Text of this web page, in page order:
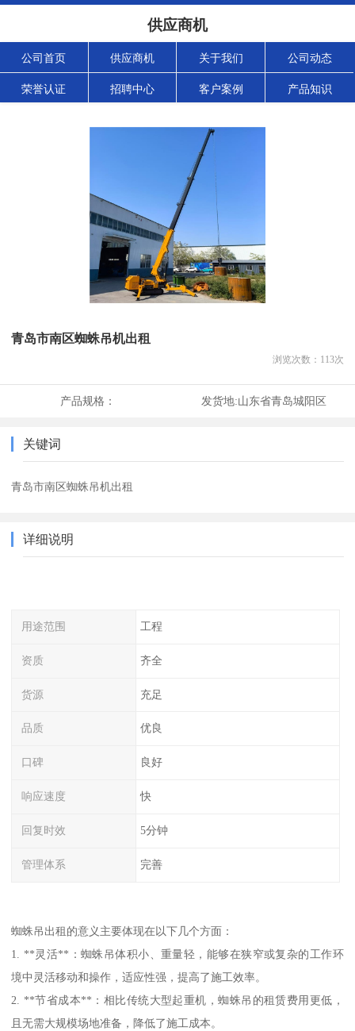
供应商机
公司首页 供应商机 关于我们 公司动态
荣誉认证 招聘中心 客户案例 产品知识
青岛市南区蜘蛛吊机出租
浏览次数： 113次
产品规格： 发货地:山东省青岛城阳区
关键词
青岛市南区蜘蛛吊机出租
详细说明
用途范围 工程
资质 齐全
货源 充足
品质 优良
口碑 良好
响应速度 快
回复时效 5分钟
管理体系 完善
蜘蛛吊出租的意义主要体现在以下几个方面：
1. **灵活**：蜘蛛吊体积小、重量轻，能够在狭窄或复杂的工作环
境中灵活移动和操作，适应性强，提高了施工效率。
2. **节省成本**：相比传统大型起重机，蜘蛛吊的租赁费用更低，
且无需大规模场地准备，降低了施工成本。